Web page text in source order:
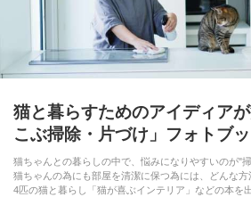
猫と暮らすためのアイディア
こぶ掃除・片づけ」フォトブ
猫ちゃんとの暮らしの中で、悩みになりやすいのが"
猫ちゃんの為にも部屋を清潔に保つ為には、どんな
4匹の猫と暮らし「猫が喜ぶインテリア」などの本を